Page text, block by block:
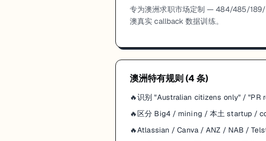
专为澳洲求职市场定制 — 484/485/189/
澳真实 callback 数据训练。
澳洲特有规则 (4条)
识别 "Australian citizens only" / "PR
区分 Big4 / mining / 本土 startup /
Atlassian / Canva / ANZ / NAB /